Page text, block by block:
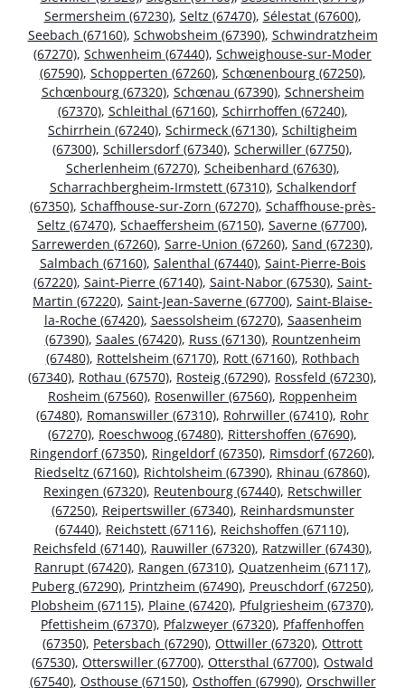
Sermersheim (67230), Seltz (67470), Sélestat (67600),
Seebach (67160), Schwobsheim (67390), Schwindratzheim
(67270), Schwenheim (67440), Schweighouse-sur-Moder
(67590), Schopperten (67260), Schœnenbourg (67250),
Schœnbourg (67320), Schœnau (67390), Schnersheim
(67370), Schleithal (67160), Schirrhoffen (67240),
Schirrhein (67240), Schirmeck (67130), Schiltigheim
(67300), Schillersdorf (67340), Scherwiller (67750),
Scherlenheim (67270), Scheibenhard (67630),
Scharrachbergheim-Irmstett (67310), Schalkendorf
(67350), Schaffhouse-sur-Zorn (67270), Schaffhouse-près-
Seltz (67470), Schaeffersheim (67150), Saverne (67700),
Sarrewerden (67260), Sarre-Union (67260), Sand (67230),
Salmbach (67160), Salenthal (67440), Saint-Pierre-Bois
(67220), Saint-Pierre (67140), Saint-Nabor (67530), Saint-
Martin (67220), Saint-Jean-Saverne (67700), Saint-Blaise-
la-Roche (67420), Saessolsheim (67270), Saasenheim
(67390), Saales (67420), Russ (67130), Rountzenheim
(67480), Rottelsheim (67170), Rott (67160), Rothbach
(67340), Rothau (67570), Rosteig (67290), Rossfeld (67230),
Rosheim (67560), Rosenwiller (67560), Roppenheim
(67480), Romanswiller (67310), Rohrwiller (67410), Rohr
(67270), Roeschwoog (67480), Rittershoffen (67690),
Ringendorf (67350), Ringeldorf (67350), Rimsdorf (67260),
Riedseltz (67160), Richtolsheim (67390), Rhinau (67860),
Rexingen (67320), Reutenbourg (67440), Retschwiller
(67250), Reipertswiller (67340), Reinhardsmunster
(67440), Reichstett (67116), Reichshoffen (67110),
Reichsfeld (67140), Rauwiller (67320), Ratzwiller (67430),
Ranrupt (67420), Rangen (67310), Quatzenheim (67117),
Puberg (67290), Printzheim (67490), Preuschdorf (67250),
Plobsheim (67115), Plaine (67420), Pfulgriesheim (67370),
Pfettisheim (67370), Pfalzweyer (67320), Pfaffenhoffen
(67350), Petersbach (67290), Ottwiller (67320), Ottrott
(67530), Otterswiller (67700), Ottersthal (67700), Ostwald
(67540), Osthouse (67150), Osthoffen (67990), Orschwiller